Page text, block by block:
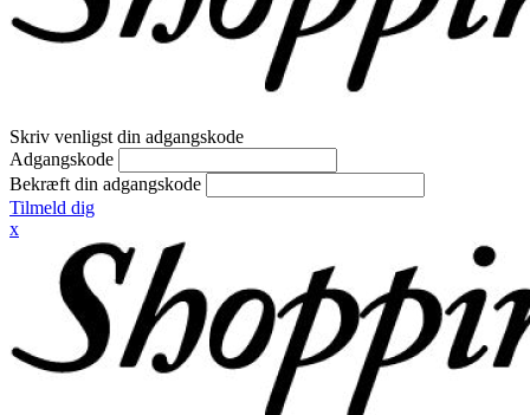
Skriv venligst din adgangskode
Adgangskode
Bekræft din adgangskode
Tilmeld dig
x